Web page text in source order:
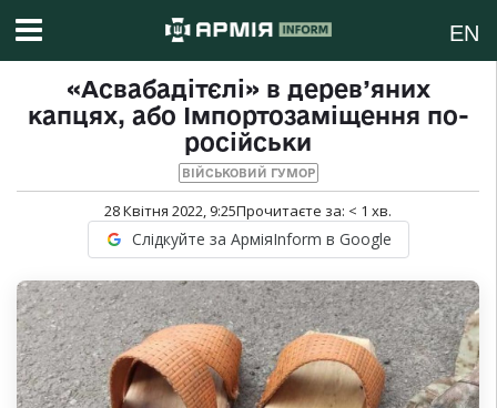
EN
«Асвабадітєлі» в дерев’яних
капцях, або Імпортозаміщення по-
російськи
ВІЙСЬКОВИЙ ГУМОР
28 Квітня 2022, 9:25Прочитаєте за: < 1 хв.
Слідкуйте за АрміяInform в Google